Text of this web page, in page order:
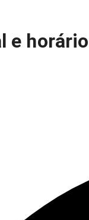
e horário